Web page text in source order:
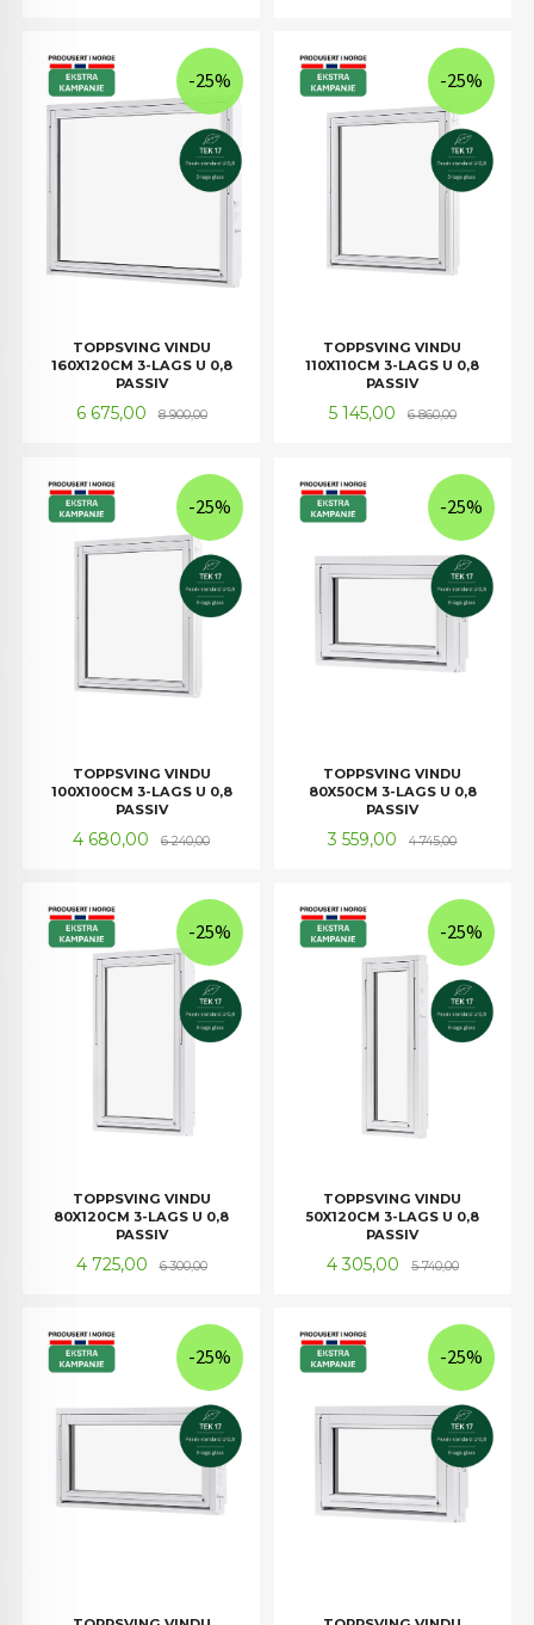
TOPPSVING VINDU
160X120CM 3-LAGS U 0,8
PASSIV
Tilbud
6 675,00 8 900,00Rabatt
-25%
TOPPSVING VINDU
110X110CM 3-LAGS U 0,8
PASSIV
Tilbud
5 145,00 6 860,00Rabatt
-25%
TOPPSVING VINDU
100X100CM 3-LAGS U 0,8
PASSIV
Tilbud
4 680,00 6 240,00Rabatt
-25%
TOPPSVING VINDU
80X50CM 3-LAGS U 0,8
PASSIV
Tilbud
3 559,00 4 745,00Rabatt
-25%
TOPPSVING VINDU
80X120CM 3-LAGS U 0,8
PASSIV
Tilbud
4 725,00 6 300,00Rabatt
-25%
TOPPSVING VINDU
50X120CM 3-LAGS U 0,8
PASSIV
Tilbud
4 305,00 5 740,00Rabatt
-25%
-25% -25%